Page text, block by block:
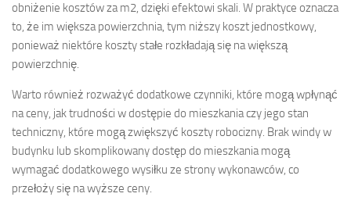
obniżenie kosztów za m2, dzięki efektowi skali. W praktyce oznacza
to, że im większa powierzchnia, tym niższy koszt jednostkowy,
ponieważ niektóre koszty stałe rozkładają się na większą
powierzchnię.
Warto również rozważyć dodatkowe czynniki, które mogą wpłynąć
na ceny, jak trudności w dostępie do mieszkania czy jego stan
techniczny, które mogą zwiększyć koszty robocizny. Brak windy w
budynku lub skomplikowany dostęp do mieszkania mogą
wymagać dodatkowego wysiłku ze strony wykonawców, co
przełoży się na wyższe ceny.